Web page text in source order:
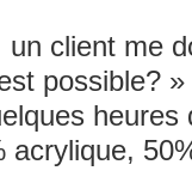
client me
possible?
heures
acrylique,